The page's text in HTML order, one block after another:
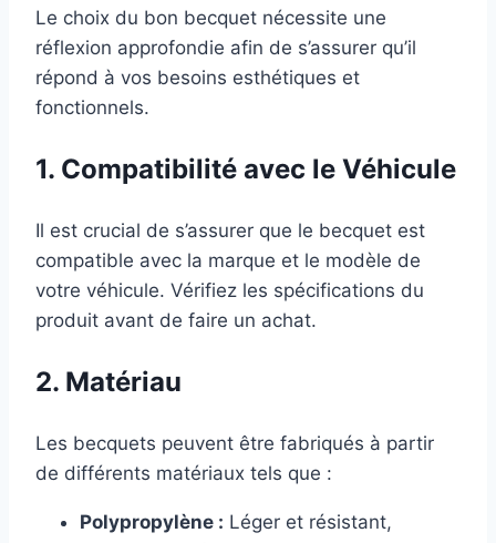
Le choix du bon becquet nécessite une
réflexion approfondie afin de s’assurer qu’il
répond à vos besoins esthétiques et
fonctionnels.
1. Compatibilité avec le Véhicule
Il est crucial de s’assurer que le becquet est
compatible avec la marque et le modèle de
votre véhicule. Vérifiez les spécifications du
produit avant de faire un achat.
2. Matériau
Les becquets peuvent être fabriqués à partir
de différents matériaux tels que :
Polypropylène : Léger et résistant,